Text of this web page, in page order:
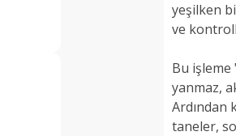
yeşilken
ve
Bu
yanmaz,
Ardından
taneler,